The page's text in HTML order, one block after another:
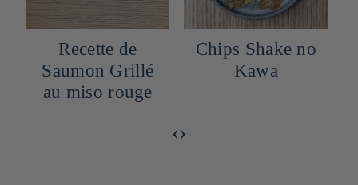
Recette de
Saumon Grillé
au miso rouge
Chips Shake no
Kawa
‹›